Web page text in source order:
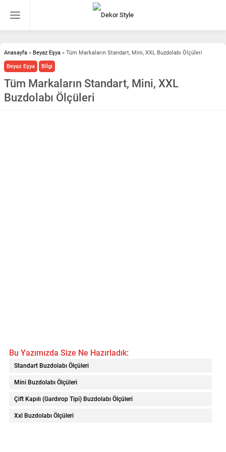
Anasayfa » Beyaz Eşya » Tüm Markaların Standart, Mini, XXL Buzdolabı Ölçüleri
Beyaz Eşya Bilgi
Tüm Markaların Standart, Mini, XXL
Buzdolabı Ölçüleri
Bu Yazımızda Size Ne Hazırladık:
Standart Buzdolabı Ölçüleri
Mini Buzdolabı Ölçüleri
Çift Kapılı (Gardırop Tipi) Buzdolabı Ölçüleri
Xxl Buzdolabı Ölçüleri